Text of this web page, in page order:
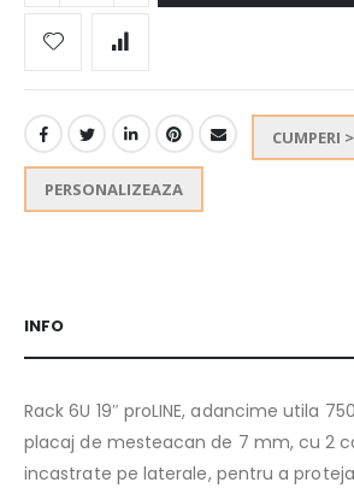
CUMPERI
PERSONALIZEAZA
INFO
Rack 6U 19″ proLINE, adancime utila
placaj de mesteacan de 7 mm, cu 2
incastrate pe laterale, pentru a